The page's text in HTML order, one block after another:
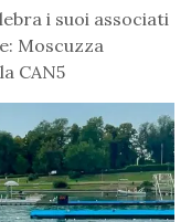
i suoi associati
Moscuzza
CAN5